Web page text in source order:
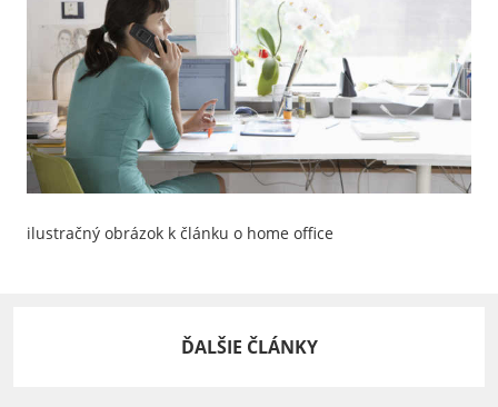
ilustračný obrázok k článku o home office
ĎALŠIE ČLÁNKY